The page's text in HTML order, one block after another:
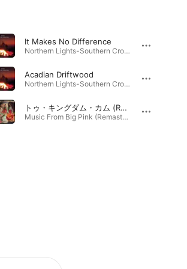
It Makes No Difference
Northern Lights-Southern Cross (Expanded Edition) · 1975年
Acadian Driftwood
Northern Lights-Southern Cross (Expanded Edition) · 1975年
トゥ・キングダム・カム (Remastered 2000)
Music From Big Pink (Remastered 2000) · 1968年